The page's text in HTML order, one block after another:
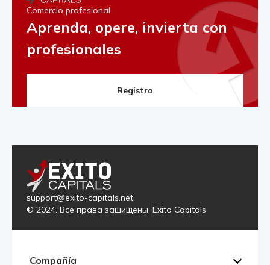
Comercio profesional
Aprenda, opere, invierta con
profesionales
Registro
support@exito-capitals.net
© 2024. Все права защищены. Exito Capitals
Compañía